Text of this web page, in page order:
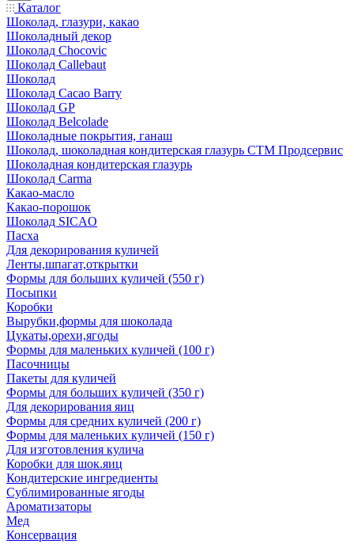
Каталог
Шоколад, глазури, какао
Шоколадный декор
Шоколад Chocovic
Шоколад Callebaut
Шоколад
Шоколад Cacao Barry
Шоколад GP
Шоколад Belcolade
Шоколадные покрытия, ганаш
Шоколад, шоколадная кондитерская глазурь СТМ Продсервис
Шоколадная кондитерская глазурь
Шоколад Carma
Какао-масло
Какао-порошок
Шоколад SICAO
Пасха
Для декорирования куличей
Ленты,шпагат,открытки
Формы для больших куличей (550 г)
Посыпки
Коробки
Вырубки,формы для шоколада
Цукаты,орехи,ягоды
Формы для маленьких куличей (100 г)
Пасочницы
Пакеты для куличей
Формы для больших куличей (350 г)
Для декорирования яиц
Формы для средних куличей (200 г)
Формы для маленьких куличей (150 г)
Для изготовления кулича
Коробки для шок.яиц
Кондитерские ингредиенты
Сублимированные ягоды
Ароматизаторы
Мед
Консервация